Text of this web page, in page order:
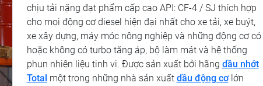
chịu tải nặng đạt phẩm cấp cao API: CF-4 / SJ thích hợp
cho mọi động cơ diesel hiện đại nhất cho xe tải, xe buýt,
xe xây dựng, máy móc nông nghiệp và những động cơ có
hoặc không có turbo tăng áp, bộ làm mát và hệ thống
phun nhiên liệu tinh vi. Được sản xuất bởi hãng dầu nhớt
Total một trong những nhà sản xuất dầu động cơlớn